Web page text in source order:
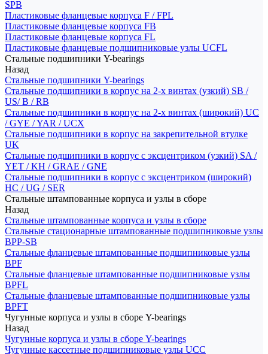
SPB
Пластиковые фланцевые корпуса F / FPL
Пластиковые фланцевые корпуса FB
Пластиковые фланцевые корпуса FL
Пластиковые фланцевые подшипниковые узлы UCFL
Стальные подшипники Y-bearings
Назад
Стальные подшипники Y-bearings
Стальные подшипники в корпус на 2-х винтах (узкий) SB /
US/ B / RB
Стальные подшипники в корпус на 2-х винтах (широкий) UC
/ GYE / YAR / UCX
Стальные подшипники в корпус на закрепительной втулке
UK
Стальные подшипники в корпус с эксцентриком (узкий) SA /
YET / KH / GRAE / GNE
Стальные подшипники в корпус с эксцентриком (широкий)
HC / UG / SER
Стальные штампованные корпуса и узлы в сборе
Назад
Стальные штампованные корпуса и узлы в сборе
Стальные стационарные штампованные подшипниковые узлы
BPP-SB
Стальные фланцевые штампованные подшипниковые узлы
BPF
Стальные фланцевые штампованные подшипниковые узлы
BPFL
Стальные фланцевые штампованные подшипниковые узлы
BPFT
Чугунные корпуса и узлы в сборе Y-bearings
Назад
Чугунные корпуса и узлы в сборе Y-bearings
Чугунные кассетные подшипниковые узлы UCC